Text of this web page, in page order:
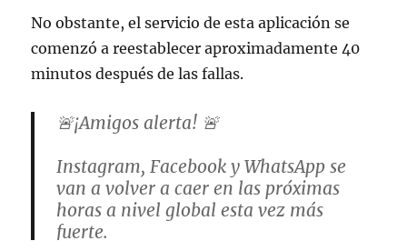
No obstante, el servicio de esta aplicación se
comenzó a reestablecer aproximadamente 40
minutos después de las fallas.
🚨¡Amigos alerta! 🚨
Instagram, Facebook y WhatsApp se
van a volver a caer en las próximas
horas a nivel global esta vez más
fuerte.